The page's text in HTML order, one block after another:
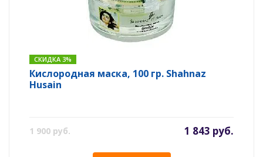
СКИДКА 3%
Кислородная маска, 100 гр. Shahnaz
Husain
1 900 руб. 1 843 руб.